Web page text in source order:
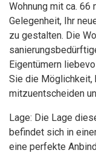
Wohnung mit ca.
Gelegenheit, Ihr
zu gestalten. Die
Eigentümern
Sie die Möglichkeit,
mitzuentscheiden
Lage: Die Lage
befindet sich in
eine perfekte